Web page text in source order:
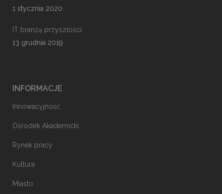
1 stycznia 2020
IT branżą przyszłości
13 grudnia 2019
INFORMACJE
Innowacyjność
Ośrodek Akademicki
Rynek pracy
Kultura
Miasto